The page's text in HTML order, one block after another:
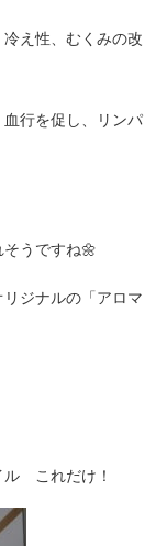
冷え性、むくみの改
血行を促し、リンパ
うですね🌼
ジナルの「アロマ
ル これだけ！